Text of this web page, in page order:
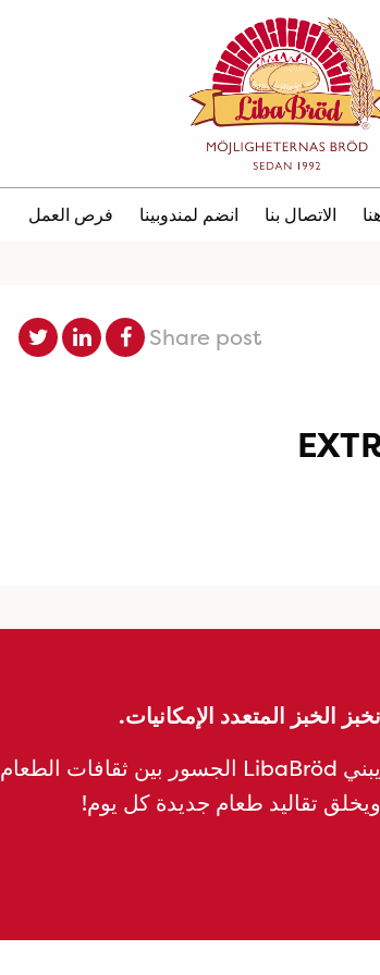
الاتصال بنا انضم لمندوبينا فرص العمل
Share post
نخبز الخبز المتعدد الإمكانيات.
يبني LibaBröd الجسور بين ثقافات الطعام
ويخلق تقاليد طعام جديدة كل يوم!